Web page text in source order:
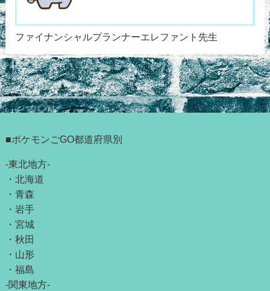
ファイナンシャルプランナーエレファント先生
■ポケモンごGO都道府県別
-東北地方-
・ 北海道
・ 青森
・ 岩手
・ 宮城
・ 秋田
・ 山形
・ 福島
-関東地方-